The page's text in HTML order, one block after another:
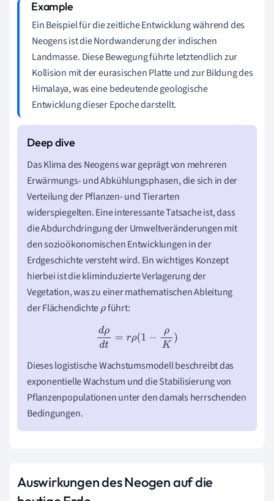
Ein Beispiel für die zeitliche Entwicklung während des
Neogens ist die Nordwanderung der indischen
Landmasse. Diese Bewegung führte letztendlich zur
Kollision mit der eurasischen Platte und zur Bildung des
Himalaya, was eine bedeutende geologische
Entwicklung dieser Epoche darstellt.
Das Klima des Neogens war geprägt von mehreren
Erwärmungs- und Abkühlungsphasen, die sich in der
Verteilung der Pflanzen- und Tierarten
widerspiegelten. Eine interessante Tatsache ist, dass
die Abdurchdringung der Umweltveränderungen mit
den sozioökonomischen Entwicklungen in der
Erdgeschichte versteht wird. Ein wichtiges Konzept
hierbei ist die kliminduzierte Verlagerung der
Vegetation, was zu einer mathematischen Ableitung
der Flächendichteρführt:
d ρd t=rρ(1 −ρ K)
Dieses logistische Wachstumsmodell beschreibt das
exponentielle Wachstum und die Stabilisierung von
Pflanzenpopulationen unter den damals herrschenden
Bedingungen.
Auswirkungen des Neogen auf die